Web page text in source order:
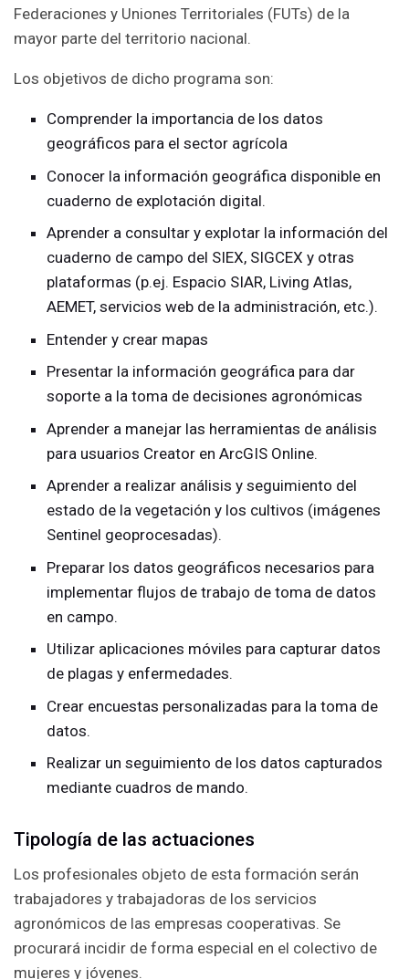
Federaciones y Uniones Territoriales (FUTs) de la
mayor parte del territorio nacional.
Los objetivos de dicho programa son:
Comprender la importancia de los datos
geográficos para el sector agrícola
Conocer la información geográfica disponible en
cuaderno de explotación digital.
Aprender a consultar y explotar la información del
cuaderno de campo del SIEX, SIGCEX y otras
plataformas (p.ej. Espacio SIAR, Living Atlas,
AEMET, servicios web de la administración, etc.).
Entender y crear mapas
Presentar la información geográfica para dar
soporte a la toma de decisiones agronómicas
Aprender a manejar las herramientas de análisis
para usuarios Creator en ArcGIS Online.
Aprender a realizar análisis y seguimiento del
estado de la vegetación y los cultivos (imágenes
Sentinel geoprocesadas).
Preparar los datos geográficos necesarios para
implementar flujos de trabajo de toma de datos
en campo.
Utilizar aplicaciones móviles para capturar datos
de plagas y enfermedades.
Crear encuestas personalizadas para la toma de
datos.
Realizar un seguimiento de los datos capturados
mediante cuadros de mando.
Tipología de las actuaciones
Los profesionales objeto de esta formación serán
trabajadores y trabajadoras de los servicios
agronómicos de las empresas cooperativas. Se
procurará incidir de forma especial en el colectivo de
mujeres y jóvenes.